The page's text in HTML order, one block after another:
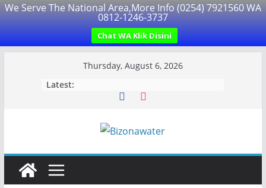
We Serve The National Area,More Info (0254) 7921560 WA
0812-1246-3737
Chat WA Klik Disini
Thursday, August 6, 2026
Latest: